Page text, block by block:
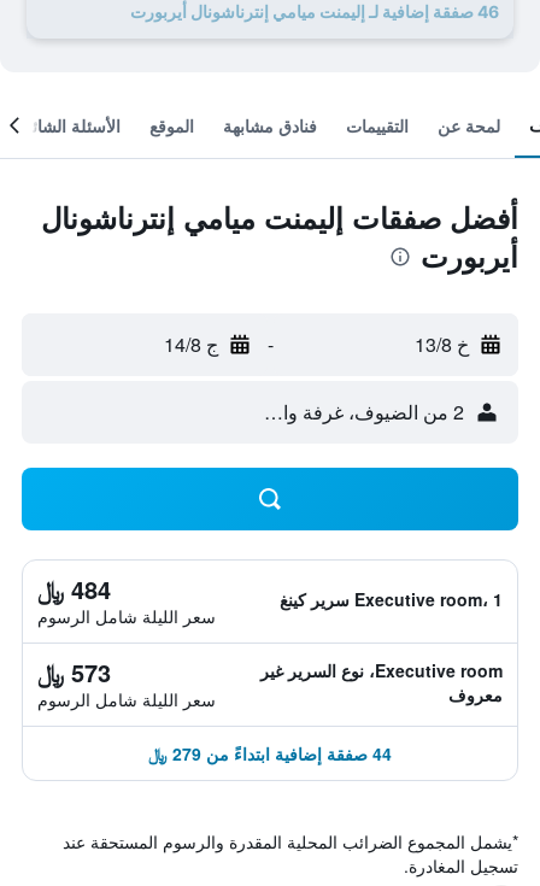
46 صفقة إضافية لـ إليمنت ميامي إنترناشونال أيربورت
لمحة عن التقييمات فنادق مشابهة الموقع الأسئلة الشائعة
أفضل صفقات إليمنت ميامي إنترناشونال
أيربورت
خ 13/8 - ج 14/8
2 من الضيوف، غرفة واحدة
Executive room، 1 سرير كينغ 484 ﷼
سعر الليلة شامل الرسوم
Executive room، نوع السرير غير
معروف
573 ﷼
سعر الليلة شامل الرسوم
44 صفقة إضافية ابتداءً من 279 ﷼
*يشمل المجموع الضرائب المحلية المقدرة والرسوم المستحقة عند
تسجيل المغادرة.